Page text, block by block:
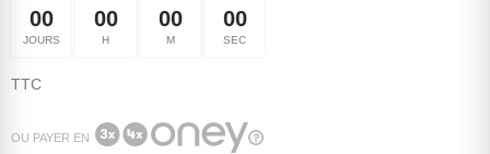
00
JOURS
00
H
00
M
00
SEC
TTC
OU PAYER EN